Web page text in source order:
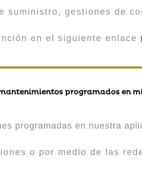
suministro, gestiones de
en el siguiente enlace
programados en
programadas en nuestra
o por medio de las